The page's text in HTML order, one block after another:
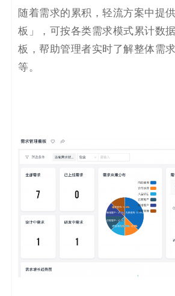
随着需求的累积，轻流方案中提
板」，可按各类需求模式累计数
板，帮助管理者实时了解整体需
等。